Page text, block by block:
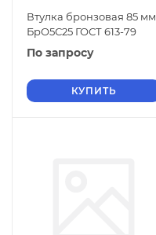
Втулка бронзовая 85 мм
БрО5С25 ГОСТ 613-79
По запросу
КУПИТЬ